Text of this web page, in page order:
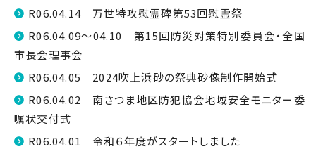
R06.04.14 万世特攻慰霊碑第53回慰霊祭
R06.04.09～04.10 第15回防災対策特別委員会・全国
市長会理事会
R06.04.05 2024吹上浜砂の祭典砂像制作開始式
R06.04.02 南さつま地区防犯協会地域安全モニター委
嘱状交付式
R06.04.01 令和６年度がスタートしました